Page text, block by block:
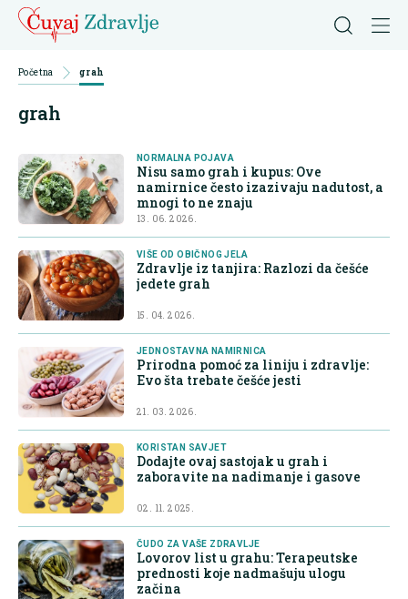
Početna grah
grah
NORMALNA POJAVA
Nisu samo grah i kupus: Ove
namirnice često izazivaju nadutost, a
mnogi to ne znaju
13. 06. 2026.
VIŠE OD OBIČNOG JELA
Zdravlje iz tanjira: Razlozi da češće
jedete grah
15. 04. 2026.
JEDNOSTAVNA NAMIRNICA
Prirodna pomoć za liniju i zdravlje:
Evo šta trebate češće jesti
21. 03. 2026.
KORISTAN SAVJET
Dodajte ovaj sastojak u grah i
zaboravite na nadimanje i gasove
02. 11. 2025.
ČUDO ZA VAŠE ZDRAVLJE
Lovorov list u grahu: Terapeutske
prednosti koje nadmašuju ulogu
začina